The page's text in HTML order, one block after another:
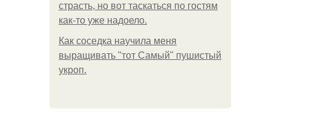
страсть, но вот таскаться по гостям
как-то уже надоело.
Как соседка научила меня
выращивать "тот Самый" пушистый
укроп.